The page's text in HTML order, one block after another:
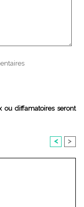
ou diffamatoires seront
< >